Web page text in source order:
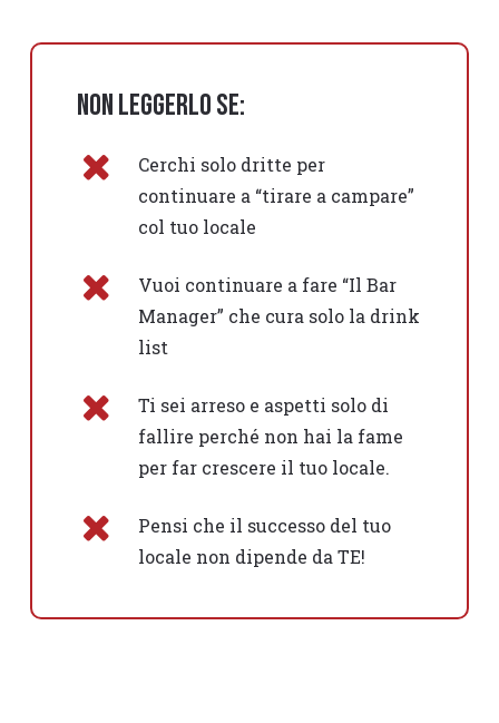
Non leggerlo se:
Cerchi solo dritte per
continuare a “tirare a campare”
col tuo locale
Vuoi continuare a fare “Il Bar
Manager” che cura solo la drink
list
Ti sei arreso e aspetti solo di
fallire perché non hai la fame
per far crescere il tuo locale.
Pensi che il successo del tuo
locale non dipende da TE!